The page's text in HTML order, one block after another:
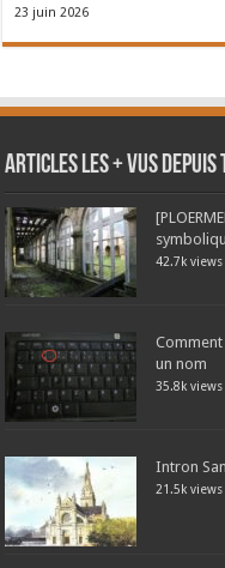
23 juin 2026
Articles les + vus
42.7k views
un nom
35.8k views
Intron
21.5k views